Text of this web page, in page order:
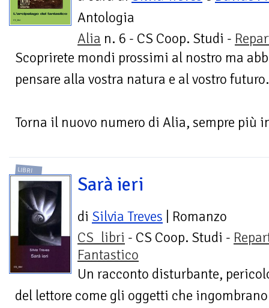
Antologia
Alia n. 6 - CS Coop. Studi -
Scoprirete mondi prossimi al nostro ma
pensare alla vostra natura e al vostro futuro.
Torna il nuovo numero di Alia, sempre più
LIBRI
Sarà ieri
di Silvia Treves | Romanzo
CS_libri - CS Coop. Studi -
Fantastico
Un racconto disturbante,
del lettore come gli oggetti che